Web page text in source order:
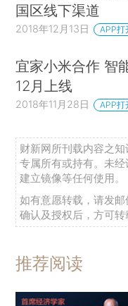
国区线下渠道
2018年12月13日 APP打
宜家小米合作 智
12月上线
2018年11月28日 APP打
财新网所刊载内容之
专属所有或持有。未
建立镜像等任何使用。
如有意愿转载，请发邮
确认及授权后，方可转
推荐阅读